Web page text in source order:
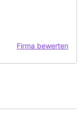
Firma bewerten